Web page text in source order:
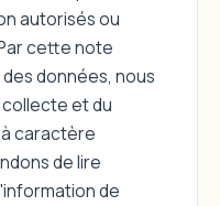
autorisés ou
cette note
données, nous
et du
caractère
de lire
de